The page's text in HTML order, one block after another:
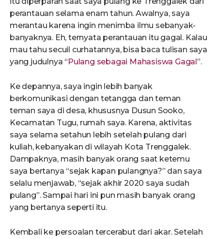
perantauan selama enam tahun. Awalnya, saya
merantau karena ingin menimba ilmu sebanyak-
banyaknya. Eh, ternyata perantauan itu gagal. Kalau
mau tahu secuil curhatannya, bisa baca tulisan saya
yang judulnya “Pulang sebagai Mahasiswa Gagal”.
Ke depannya, saya ingin lebih banyak
berkomunikasi dengan tetangga dan teman
teman saya di desa, khususnya Dusun Sooko,
Kecamatan Tugu, rumah saya. Karena, aktivitas
saya selama setahun lebih setelah pulang dari
kuliah, kebanyakan di wilayah Kota Trenggalek.
Dampaknya, masih banyak orang saat ketemu
saya bertanya “sejak kapan pulangnya?” dan saya
selalu menjawab, “sejak akhir 2020 saya sudah
pulang”. Sampai hari ini pun masih banyak orang
yang bertanya seperti itu.
Kembali ke persoalan tercerabut dari akar. Setelah